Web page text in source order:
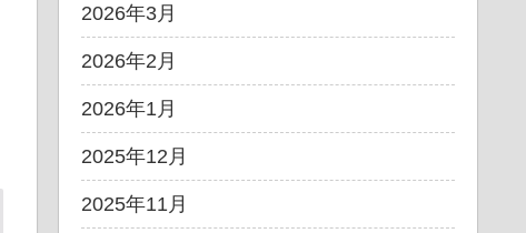
2026年3月
2026年2月
2026年1月
2025年12月
2025年11月